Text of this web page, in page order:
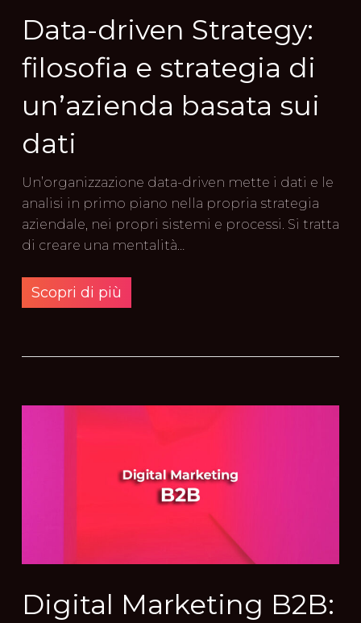
Data-driven Strategy:
filosofia e strategia di
un’azienda basata sui
dati
Un’organizzazione data-driven mette i dati e le
analisi in primo piano nella propria strategia
aziendale, nei propri sistemi e processi. Si tratta
di creare una mentalità…
Scopri di più
Digital Marketing B2B: